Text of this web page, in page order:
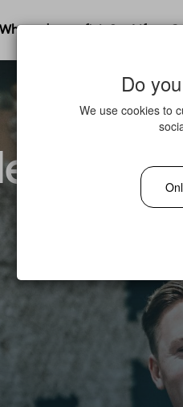
Where do you fit in? Life at
50%
Do
We use cookies to